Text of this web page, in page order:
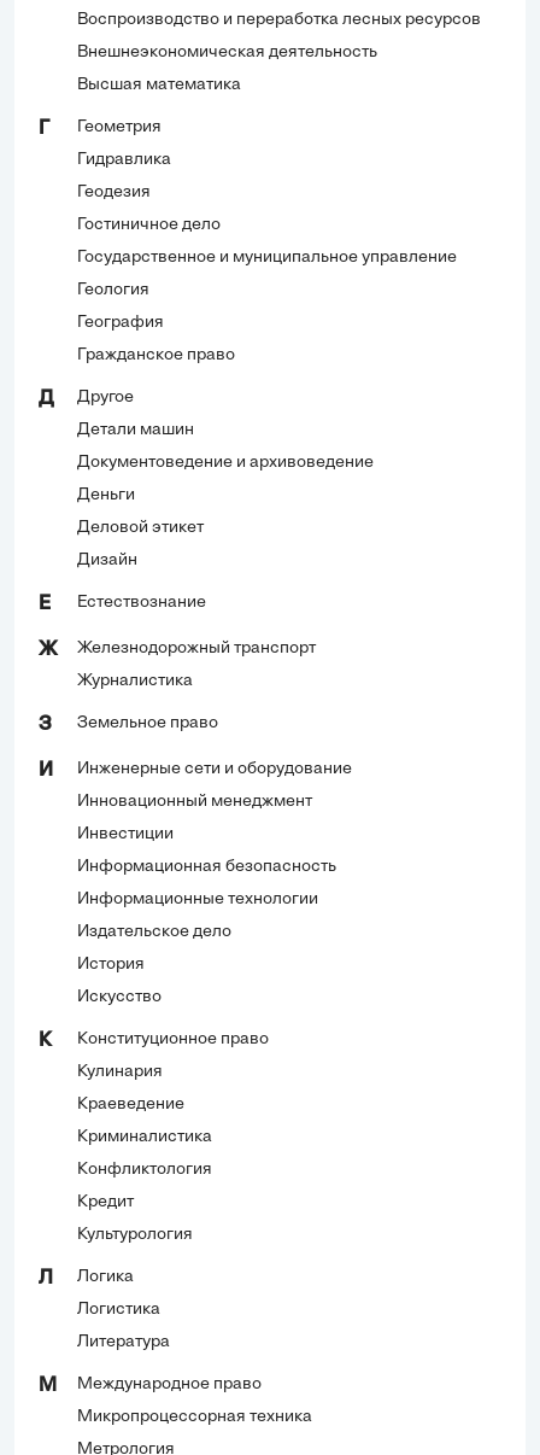
Воспроизводство и переработка лесных ресурсов
Внешнеэкономическая деятельность
Высшая математика
Г
Геометрия
Гидравлика
Геодезия
Гостиничное дело
Государственное и муниципальное управление
Геология
География
Гражданское право
Д
Другое
Детали машин
Документоведение и архивоведение
Деньги
Деловой этикет
Дизайн
Е Естествознание
Ж
Железнодорожный транспорт
Журналистика
З Земельное право
И
Инженерные сети и оборудование
Инновационный менеджмент
Инвестиции
Информационная безопасность
Информационные технологии
Издательское дело
История
Искусство
К
Конституционное право
Кулинария
Краеведение
Криминалистика
Конфликтология
Кредит
Культурология
Л
Логика
Логистика
Литература
М
Международное право
Микропроцессорная техника
Метрология